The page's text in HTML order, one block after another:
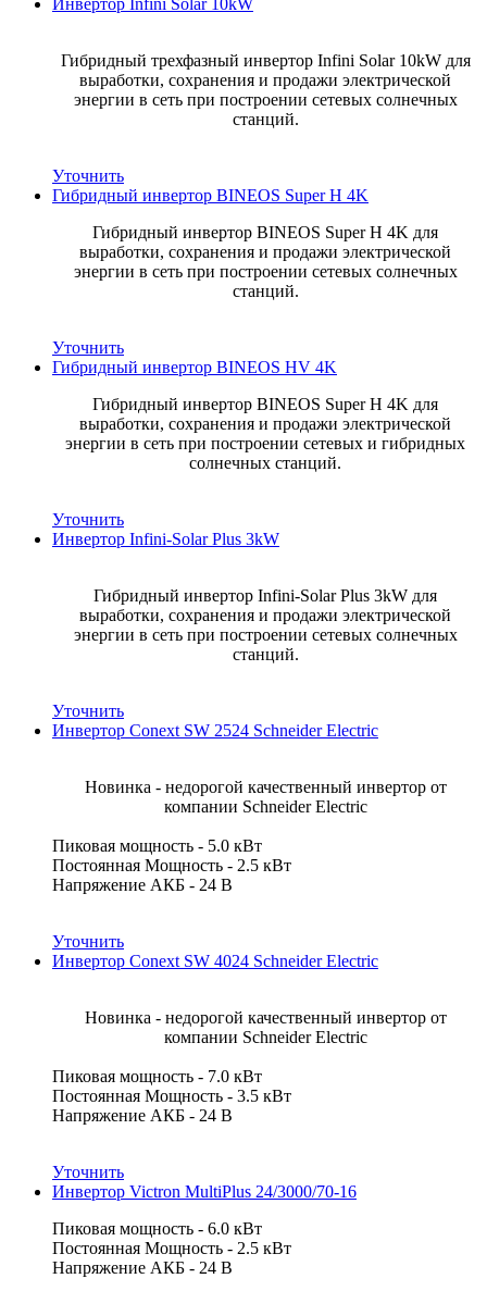
Гибридный трехфазный инвертор Infini Solar 10kW для
выработки, сохранения и продажи электрической
энергии в сеть при построении сетевых солнечных
станций.
Уточнить
Гибридный инвертор BINEOS Super H 4K
Гибридный инвертор BINEOS Super H 4K для
выработки, сохранения и продажи электрической
энергии в сеть при построении сетевых солнечных
станций.
Уточнить
Гибридный инвертор BINEOS HV 4K
Гибридный инвертор BINEOS Super H 4K для
выработки, сохранения и продажи электрической
энергии в сеть при построении сетевых и гибридных
солнечных станций.
Уточнить
Инвертор Infini-Solar Plus 3kW
Гибридный инвертор Infini-Solar Plus 3kW для
выработки, сохранения и продажи электрической
энергии в сеть при построении сетевых солнечных
станций.
Уточнить
Инвертор Conext SW 2524 Schneider Electric
Новинка - недорогой качественный инвертор от
компании Schneider Electric
Пиковая мощность - 5.0 кВт
Постоянная Мощность - 2.5 кВт
Напряжение АКБ - 24 В
Уточнить
Инвертор Conext SW 4024 Schneider Electric
Новинка - недорогой качественный инвертор от
компании Schneider Electric
Пиковая мощность - 7.0 кВт
Постоянная Мощность - 3.5 кВт
Напряжение АКБ - 24 В
Уточнить
Инвертор Victron MultiPlus 24/3000/70-16
Пиковая мощность - 6.0 кВт
Постоянная Мощность - 2.5 кВт
Напряжение АКБ - 24 В